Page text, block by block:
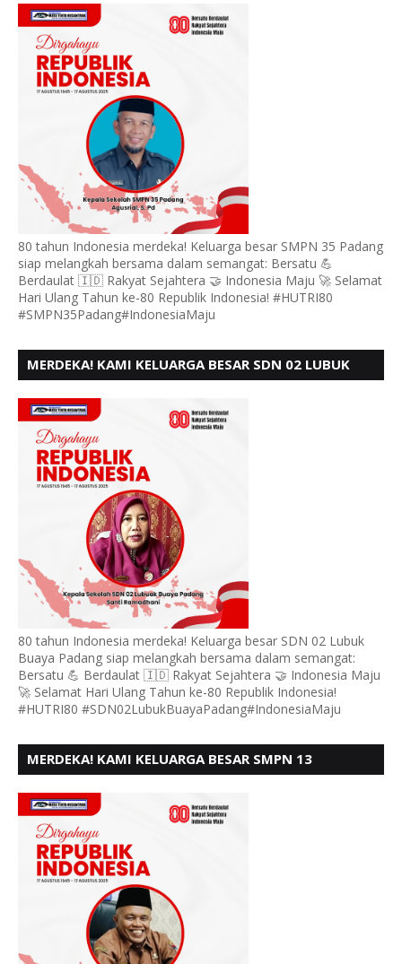
80 tahun Indonesia merdeka! Keluarga besar SMPN 35 Padang
siap melangkah bersama dalam semangat: Bersatu 💪
Berdaulat 🇮🇩 Rakyat Sejahtera 🤝 Indonesia Maju 🚀 Selamat
Hari Ulang Tahun ke-80 Republik Indonesia! #HUTRI80
#SMPN35Padang#IndonesiaMaju
MERDEKA! KAMI KELUARGA BESAR SDN 02 LUBUK
HUT RI KE - 80,
80 tahun Indonesia merdeka! Keluarga besar SDN 02 Lubuk
Buaya Padang siap melangkah bersama dalam semangat:
Bersatu 💪 Berdaulat 🇮🇩 Rakyat Sejahtera 🤝 Indonesia Maju
🚀 Selamat Hari Ulang Tahun ke-80 Republik Indonesia!
#HUTRI80 #SDN02LubukBuayaPadang#IndonesiaMaju
MERDEKA! KAMI KELUARGA BESAR SMPN 13